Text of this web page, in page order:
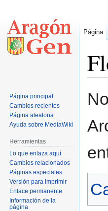
Página
Página principal
Cambios recientes
Página aleatoria
Ayuda sobre MediaWiki
Herramientas
Lo que enlaza aquí
Cambios relacionados
Páginas especiales
Versión para imprimir
Enlace permanente
Información de la
página